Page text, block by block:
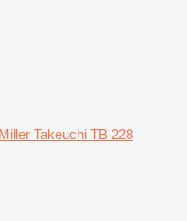
Takeuchi TB 228